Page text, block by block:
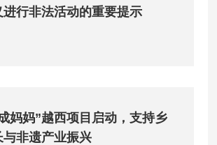
进行非法活动的重要提示
妈妈”越西项目启动，支持乡
与非遗产业振兴